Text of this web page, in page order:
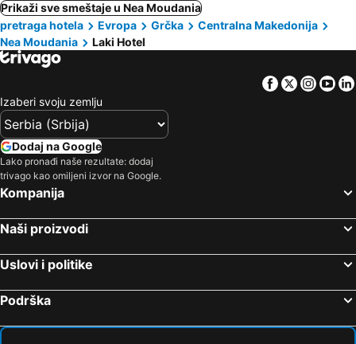
Prikaži sve smeštaje u Nea Moudania
pretraga hotela
Evropa Grčka
Centralna Makedonija
Nea Moudania
Laki Hotel
Facebook
Twitter
Izaberi svoju zemlju
Dodaj na Google
Lako pronađi naše rezultate: dodaj
trivago kao omiljeni izvor na Google.
Kompanija
Naši proizvodi
Uslovi i politike
Podrška